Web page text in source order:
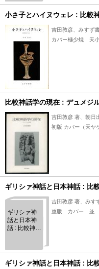
小さ子とハイヌウェレ : 比較
吉田敦彦、みすず
カバー極少焼 天
比較神話学の現在 : デュメジ
吉田敦彦 著、朝日
初版 カバー（天ヤ
ギリシァ神話と日本神話 : 比
ギリシァ神
話と日本神
話 : 比較神話
吉田敦彦 著、みす
重版 カバー 並
ギリシァ神話と日本神話 : 比